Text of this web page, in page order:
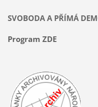
SVOBODA A PŘÍMÁ
Program ZDE